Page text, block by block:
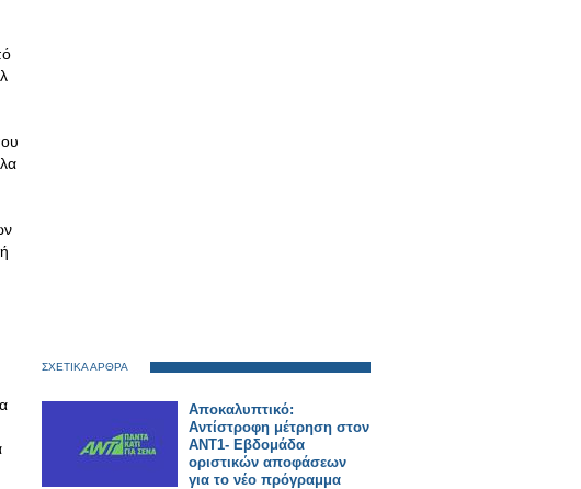
ΣΧΕΤΙΚΑ ΑΡΘΡΑ
Αποκαλυπτικό:
Αντίστροφη μέτρηση στον
ΑΝΤ1- Εβδομάδα
οριστικών αποφάσεων
για το νέο πρόγραμμα